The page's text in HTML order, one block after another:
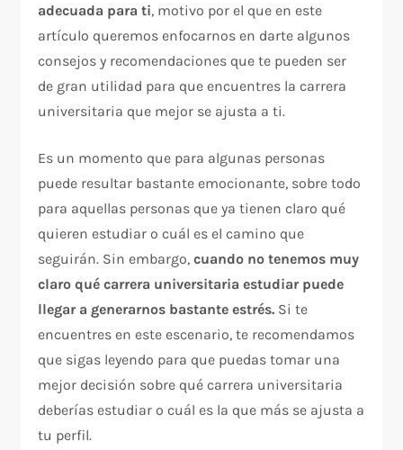
adecuada para ti, motivo por el que en este
artículo queremos enfocarnos en darte algunos
consejos y recomendaciones que te pueden ser
de gran utilidad para que encuentres la carrera
universitaria que mejor se ajusta a ti.
Es un momento que para algunas personas
puede resultar bastante emocionante, sobre todo
para aquellas personas que ya tienen claro qué
quieren estudiar o cuál es el camino que
seguirán. Sin embargo,cuando no tenemos muy
claro qué carrera universitaria estudiar puede
llegar a generarnos bastante estrés. Si te
encuentres en este escenario, te recomendamos
que sigas leyendo para que puedas tomar una
mejor decisión sobre qué carrera universitaria
deberías estudiar o cuál es la que más se ajusta a
tu perfil.